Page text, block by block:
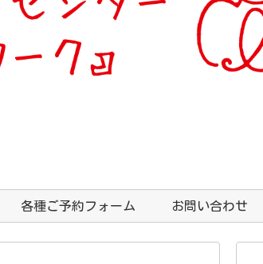
各種ご予約フォーム お問い合わせ